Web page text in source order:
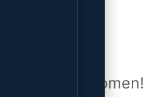
online komen!